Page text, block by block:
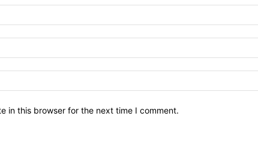
in this browser for the next time I comment.